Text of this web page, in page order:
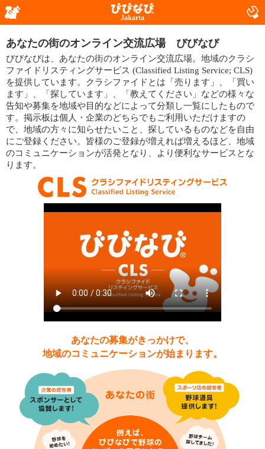
Jakarta
あなたの街のオンライン交流広場 びびなび
びびなびは、あなたの街のオンライン交流広場。地域のクラシ
ファイドリスティングサービス (Classified Listing Service; CLS)
を提供しています。クラシファイドとは「売ります」、「買い
ます」、「探しています」、「教えてください」などの様々な
告知や募集を地域や目的などによって分類し一覧にしたもので
す。掲示板は個人・企業のどちらでもご利用いただけますの
で、地域の方々に知らせたいこと、探しているものなどを自由
にご登録ください。皆様のご登録が増えれば増えるほど、地域
のコミュニケーションが活発となり、より便利なサービスとな
ります。
あなたの募集がきっかけで、
地域のコミュニケーションが始まります。